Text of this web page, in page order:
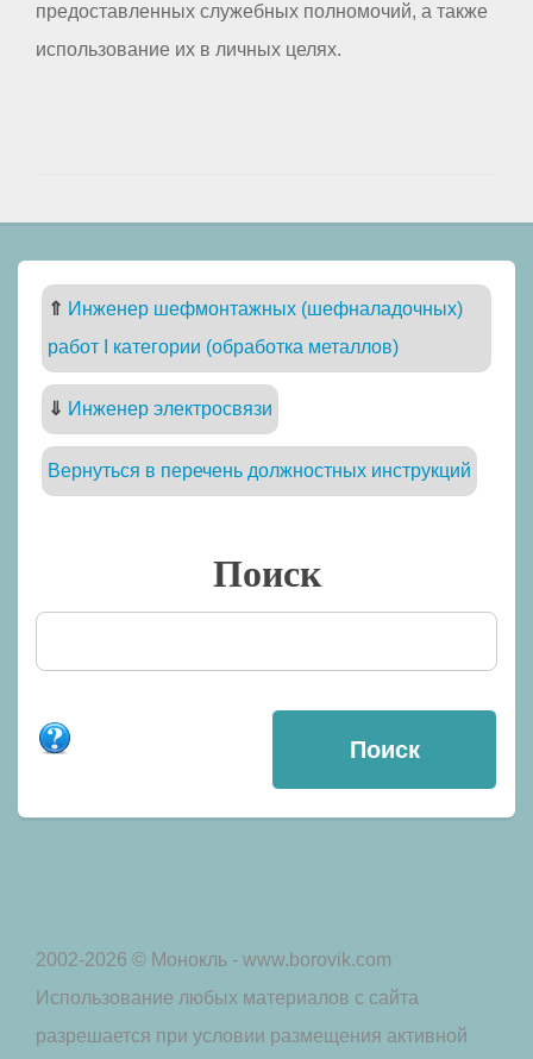
предоставленных служебных полномочий, а также
использование их в личных целях.
⇑ Инженер шефмонтажных (шефналадочных)
работ I категории (обработка металлов)
⇓ Инженер электросвязи
Вернуться в перечень должностных инструкций
Поиск
2002-2026 © Монокль - www.borovik.com
Использование любых материалов с сайта
разрешается при условии размещения активной